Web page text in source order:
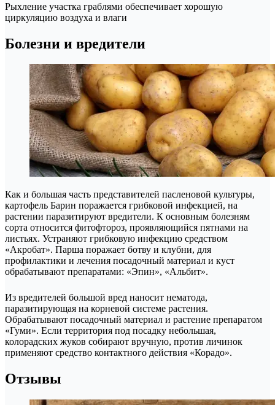
Рыхление участка граблями обеспечивает хорошую
циркуляцию воздуха и влаги
Болезни и вредители
Как и большая часть представителей пасленовой культуры,
картофель Барин поражается грибковой инфекцией, на
растении паразитируют вредители. К основным болезням
сорта относится фитофтороз, проявляющийся пятнами на
листьях. Устраняют грибковую инфекцию средством
«Акробат». Парша поражает ботву и клубни, для
профилактики и лечения посадочный материал и куст
обрабатывают препаратами: «Эпин», «Альбит».
Из вредителей большой вред наносит нематода,
паразитирующая на корневой системе растения.
Обрабатывают посадочный материал и растение препаратом
«Гуми». Если территория под посадку небольшая,
колорадских жуков собирают вручную, против личинок
применяют средство контактного действия «Корадо».
Отзывы